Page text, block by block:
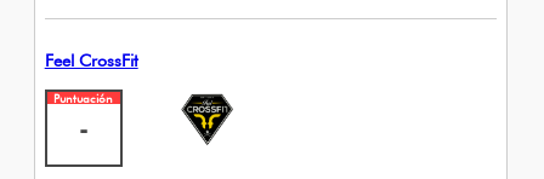
Feel CrossFit
Puntuación
-